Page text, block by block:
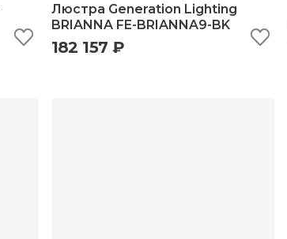
быстрый просмотр
Люстра Generation Lighting
BRIANNA FE-BRIANNA9-BK
182 157 ₽